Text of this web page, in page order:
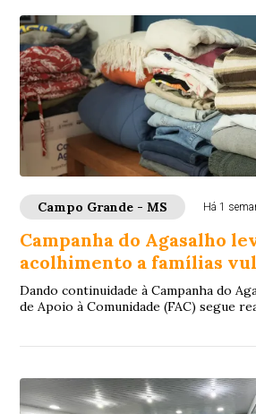
Campo Grande - MS Há 1
Campanha do Agasalho
acolhimento a famílias
Dando continuidade à Campanha do
de Apoio à Comunidade (FAC) segue